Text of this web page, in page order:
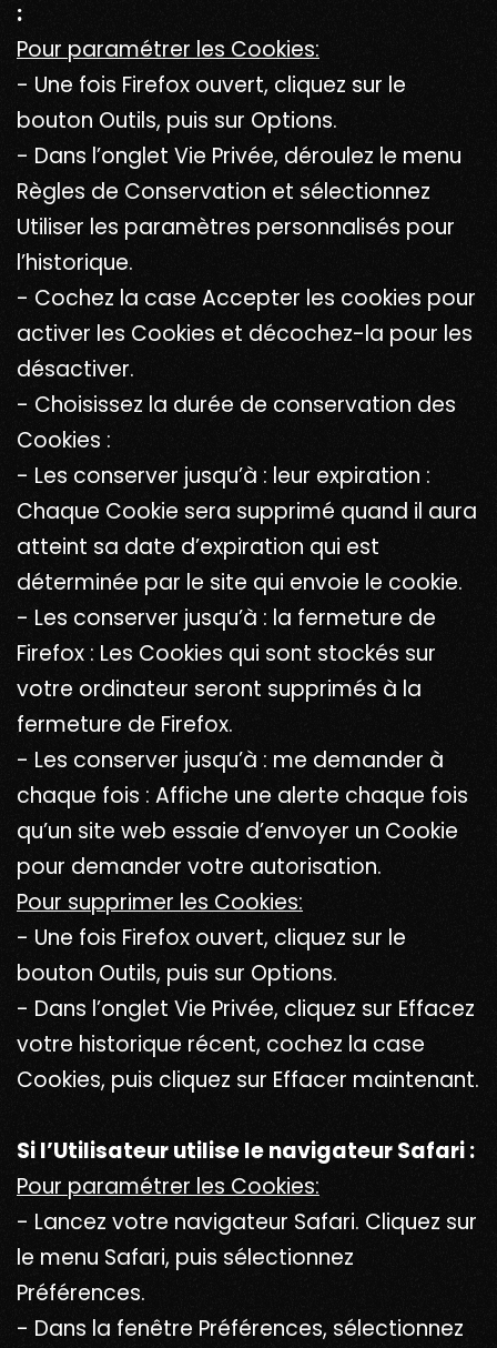
:
Pour paramétrer les Cookies:
- Une fois Firefox ouvert, cliquez sur le
bouton Outils, puis sur Options.
- Dans l’onglet Vie Privée, déroulez le menu
Règles de Conservation et sélectionnez
Utiliser les paramètres personnalisés pour
l’historique.
- Cochez la case Accepter les cookies pour
activer les Cookies et décochez-la pour les
désactiver.
- Choisissez la durée de conservation des
Cookies :
- Les conserver jusqu’à : leur expiration :
Chaque Cookie sera supprimé quand il aura
atteint sa date d’expiration qui est
déterminée par le site qui envoie le cookie.
- Les conserver jusqu’à : la fermeture de
Firefox : Les Cookies qui sont stockés sur
votre ordinateur seront supprimés à la
fermeture de Firefox.
- Les conserver jusqu’à : me demander à
chaque fois : Affiche une alerte chaque fois
qu’un site web essaie d’envoyer un Cookie
pour demander votre autorisation.
Pour supprimer les Cookies:
- Une fois Firefox ouvert, cliquez sur le
bouton Outils, puis sur Options.
- Dans l’onglet Vie Privée, cliquez sur Effacez
votre historique récent, cochez la case
Cookies, puis cliquez sur Effacer maintenant.
Si l’Utilisateur utilise le navigateur Safari :
Pour paramétrer les Cookies:
- Lancez votre navigateur Safari. Cliquez sur
le menu Safari, puis sélectionnez
Préférences.
- Dans la fenêtre Préférences, sélectionnez